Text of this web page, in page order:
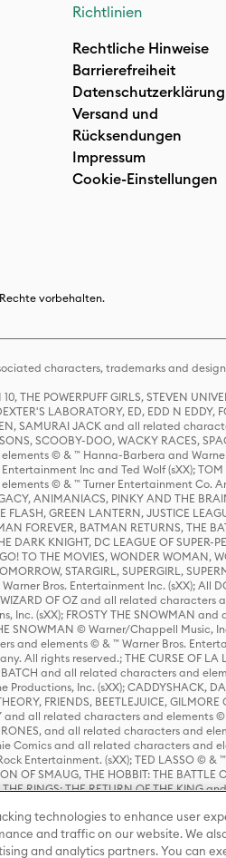
Richtlinien
Rechtliche Hinweise
Barrierefreiheit
Datenschutzerklärung
Versand und
Rücksendungen
Impressum
Cookie-Einstellungen
vorbehalten.
characters, trademarks and
THE POWERPUFF GIRLS, STEVEN
LABORATORY, ED, EDD N EDDY,
SAMURAI JACK and all related
SCOOBY-DOO, WACKY RACES,
© & ™ Hanna-Barbera and
Inc and Ted Wolf (sXX);
© & ™ Turner Entertainment Co.
ANIMANIACS, PINKY AND THE
FLASH, GREEN LANTERN, JUSTICE
FOREVER, BATMAN RETURNS, THE
DARK KNIGHT, DC LEAGUE OF SUPER-
TO THE MOVIES, WONDER WOMAN,
STARGIRL, SUPERGIRL,
Bros. Entertainment Inc. (sXX); All
WIZARD OF OZ and all related
Inc. (sXX); FROSTY THE SNOWMAN
SNOWMAN © Warner/Chappell Music,
and elements © & ™ Warner Bros.
All rights reserved.; THE CURSE OF LA
BATCH and all related characters and
Inc. (sXX); CADDYSHACK,
FRIENDS, BEETLEJUICE,
and all related characters and elements ©
and all related characters and
Comics and all related characters and
Entertainment. (sXX); TED LASSO © &
OF SMAUG, THE HOBBIT: THE BATTLE
THE RINGS: THE RETURN OF THE
Inc. (sXX); WIZARDING WORLD and
reserved.
technologies to enhance user
and traffic on our website. We
and analytics partners. You can